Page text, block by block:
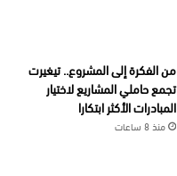
من الفكرة إلى المشروع.. تيغيرت
تجمع حاملي المشاريع لاختيار
المبادرات الأكثر ابتكارا
منذ 8 ساعات